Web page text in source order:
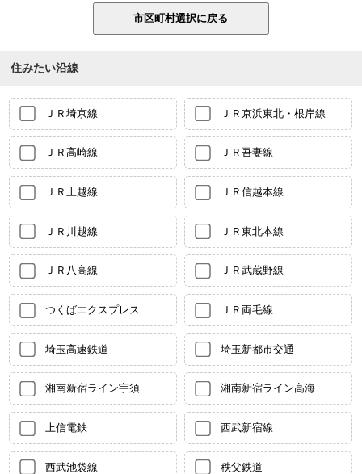
住みたい沿線
ＪＲ埼京線 ＪＲ京浜東北・根岸線
ＪＲ高崎線 ＪＲ吾妻線
ＪＲ上越線 ＪＲ信越本線
ＪＲ川越線 ＪＲ東北本線
ＪＲ八高線 ＪＲ武蔵野線
つくばエクスプレス ＪＲ両毛線
埼玉高速鉄道 埼玉新都市交通
湘南新宿ライン宇須 湘南新宿ライン高海
上信電鉄 西武新宿線
西武池袋線 秩父鉄道